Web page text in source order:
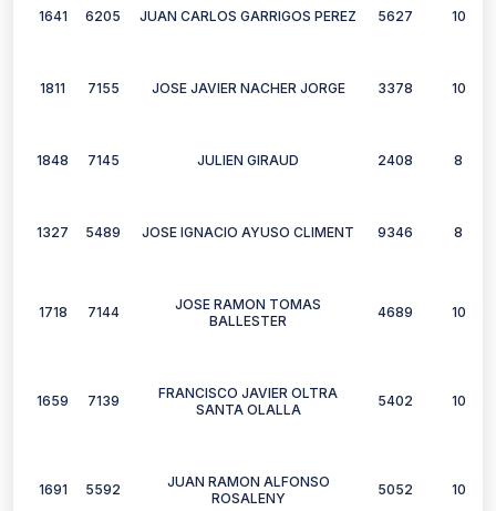
1641 6205 JUAN CARLOS GARRIGOS PEREZ 5627 10
1811 7155 JOSE JAVIER NACHER JORGE 3378 10
1848 7145 JULIEN GIRAUD 2408 8
1327 5489 JOSE IGNACIO AYUSO CLIMENT 9346 8
1718 7144
JOSE RAMON TOMAS
BALLESTER
4689 10
1659 7139
FRANCISCO JAVIER OLTRA
SANTA OLALLA
5402 10
1691 5592
JUAN RAMON ALFONSO
ROSALENY
5052 10